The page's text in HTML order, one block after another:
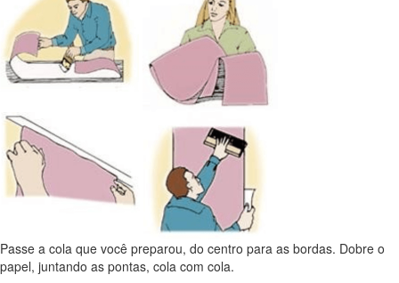
Passe a cola que você preparou, do centro para as bordas. Dobre o
papel, juntando as pontas, cola com cola.